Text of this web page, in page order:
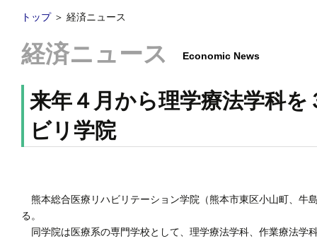
トップ ＞ 経済ニュース
経済ニュース Economic News
来年４月から理学療法学科
ビリ学院
熊本総合医療リハビリテーション学院（熊本市東区小山町、牛
る。
同学院は医療系の専門学校として、理学療法学科、作業療法学